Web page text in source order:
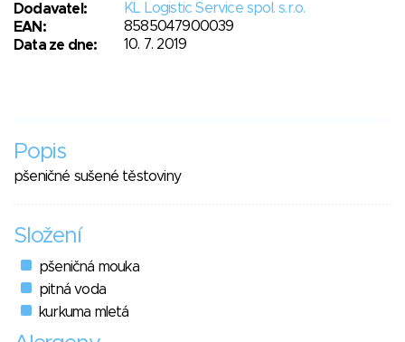
Dodavatel:
KL Logistic Service spol. s.r.o.
EAN:
8585047900039
Data ze dne:
10. 7. 2019
Popis
pšeničné sušené těstoviny
Složení
pšeničná mouka
pitná voda
kurkuma mletá